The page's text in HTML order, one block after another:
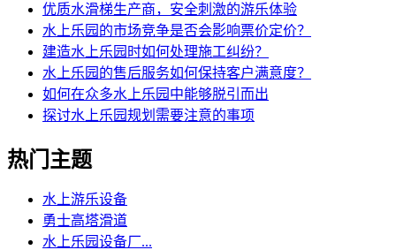
优质水滑梯生产商，安全刺激的游乐体验
水上乐园的市场竞争是否会影响票价定价？
建造水上乐园时如何处理施工纠纷？
水上乐园的售后服务如何保持客户满意度？
如何在众多水上乐园中能够脱引而出
探讨水上乐园规划需要注意的事项
热门主题
水上游乐设备
勇士高塔滑道
水上乐园设备厂...